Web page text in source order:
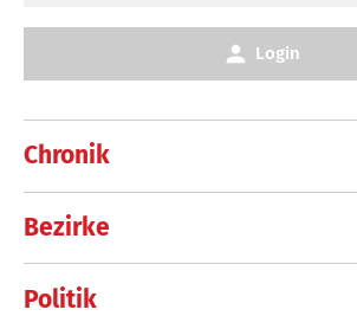
Chronik
Bezirke
Politik
Login